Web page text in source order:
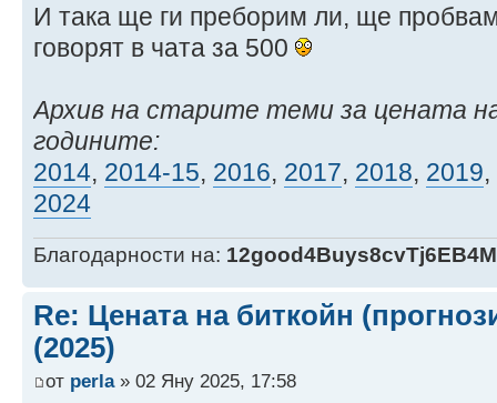
И така ще ги преборим ли, ще
говорят в чата за 500
Архив на старите теми за цената
годините:
2014, 2014-15, 2016, 2017, 2018, 2019,
2024
Благодарности на:
Re: Цената на биткойн
(2025)
от perla» 02 Яну 2025, 17:58